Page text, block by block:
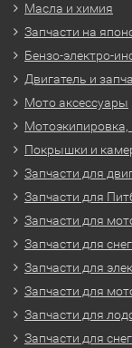
Масла и химия
Запчасти на
Бензо-электро-
Двигатель и
Мото аксессуары
Покрышки и
Запчасти для
Запчасти для
Запчасти для
Запчасти для
Запчасти для
Запчасти для
Запчасти для
Запчасти для